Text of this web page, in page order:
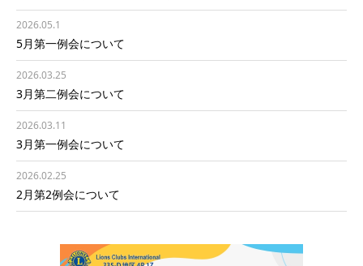
2026.05.1
5月第一例会について
2026.03.25
3月第二例会について
2026.03.11
3月第一例会について
2026.02.25
2月第2例会について